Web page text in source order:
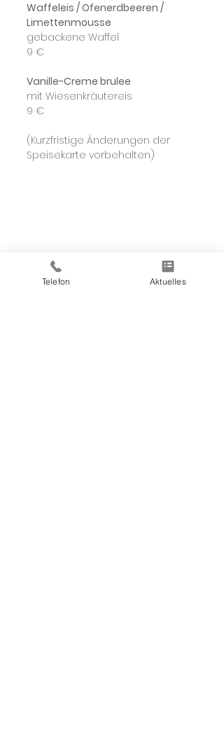
Waffeleis / Ofenerdbeeren /
Limettenmousse
gebackene Waffel
9 €
Vanille-Creme brulee
mit Wiesenkräutereis
9 €
(Kurzfristige Änderungen der
Speisekarte vorbehalten)
Telefon Aktuelles